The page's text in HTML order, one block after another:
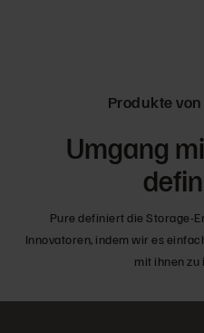
Produkte
Umgang
Pure definiert die Storage-
Innovatoren, indem wir es
mit ihnen zu